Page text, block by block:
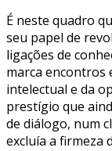
É neste quadro
seu papel de
ligações de
marca encontros
intelectual e da
prestígio que
de diálogo, num
excluía a firmeza